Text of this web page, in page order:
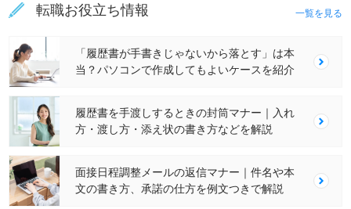
転職お役立ち情報 一覧を見る
「履歴書が手書きじゃないから落とす」は本
当？パソコンで作成してもよいケースを紹介
履歴書を手渡しするときの封筒マナー｜入れ
方・渡し方・添え状の書き方などを解説
面接日程調整メールの返信マナー｜件名や本
文の書き方、承諾の仕方を例文つきで解説